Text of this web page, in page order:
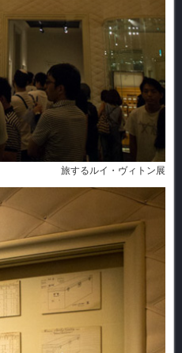
旅するルイ・ヴィトン展